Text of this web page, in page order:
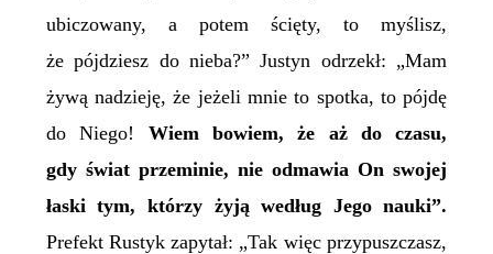
ubiczowany, a potem ścięty, to myślisz,
że pójdziesz do nieba?” Justyn odrzekł: „Mam
żywą nadzieję, że jeżeli mnie to spotka, to pójdę
doNiego! Wiem bowiem, że aż do czasu,
gdy świat przeminie, nie odmawia On swojej
łaski tym, którzy żyją według Jego nauki”.
Prefekt Rustyk zapytał: „Tak więc przypuszczasz,